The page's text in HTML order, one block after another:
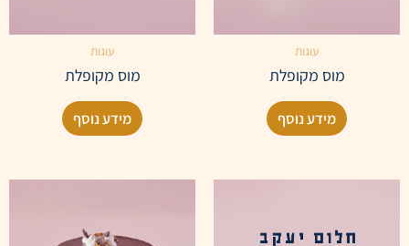
עוגות
מוס מקופלת
מידע נוסף
עוגות
מוס מקופלת
מידע נוסף